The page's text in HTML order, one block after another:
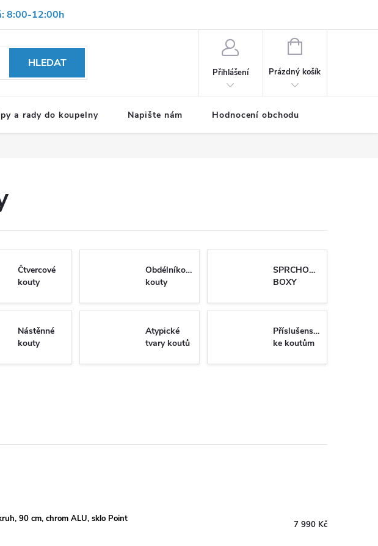
8:00-12:00h
formulář OBCHODNÍ PODMÍNKY
HLEDAT
Přihlášení
NÁKUPNÍ
Prázdný košík
a rady do koupelny Napište nám Hodnocení obchodu
Čtvercové
kouty
Obdélníkové
kouty
SPRCHOVÉ
BOXY
Nástěnné
kouty
Atypické
tvary koutů
Příslušenství
ke koutům
90 cm, chrom ALU, sklo Point
7 990 Kč